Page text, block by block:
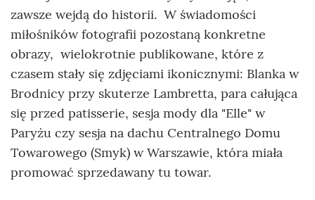
zawsze wejdą do historii. W świadomości
miłośników fotografii pozostaną konkretne
obrazy, wielokrotnie publikowane, które z
czasem stały się zdjęciami ikonicznymi: Blanka w
Brodnicy przy skuterze Lambretta, para całująca
się przed patisserie, sesja mody dla "Elle" w
Paryżu czy sesja na dachu Centralnego Domu
Towarowego (Smyk) w Warszawie, która miała
promować sprzedawany tu towar.